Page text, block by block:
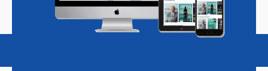
Magazine Podcasts Vacatures